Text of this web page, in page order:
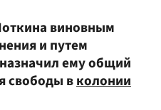
виновным
и путем
ему общий
свободы вколонии